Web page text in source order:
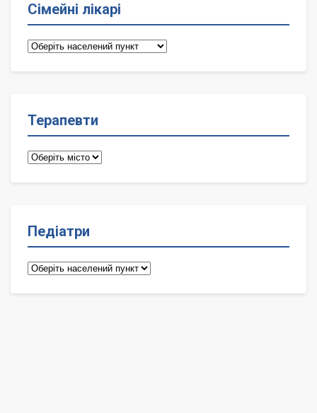
Сімейні лікарі
Сімейні
Терапевти
Терапевти
Педіатри
Педіатри